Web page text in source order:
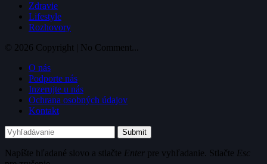
Zdravie
Lifestyle
Rozhovory
© 2026 Copyright | No Comment...
O nás
Podporte nás
Inzerujte u nás
Ochrana osobných údajov
Kontakt
Submit
Napíšte hľadané slovo a stlačte Enter pre vyhľadanie. Stlačte Esc